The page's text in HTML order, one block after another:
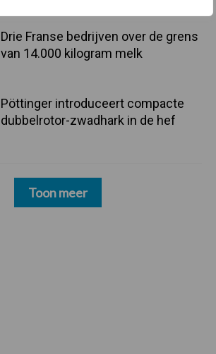
Drie Franse bedrijven over de grens
van 14.000 kilogram melk
Pöttinger introduceert compacte
dubbelrotor-zwadhark in de hef
Toon meer